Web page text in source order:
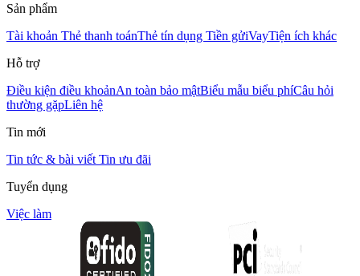
Sản phẩm
Tài khoản Thẻ thanh toánThẻ tín dụng Tiền gửiVayTiện ích khác
Hỗ trợ
Điều kiện điều khoảnAn toàn bảo mậtBiểu mẫu biểu phíCâu hỏi
thường gặpLiên hệ
Tin mới
Tin tức & bài viết Tin ưu đãi
Tuyển dụng
Việc làm